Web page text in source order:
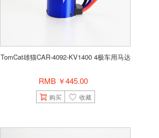
TomCat雄猫CAR-4092-KV1400 4极车用马达
RMB ￥445.00
购买 收藏